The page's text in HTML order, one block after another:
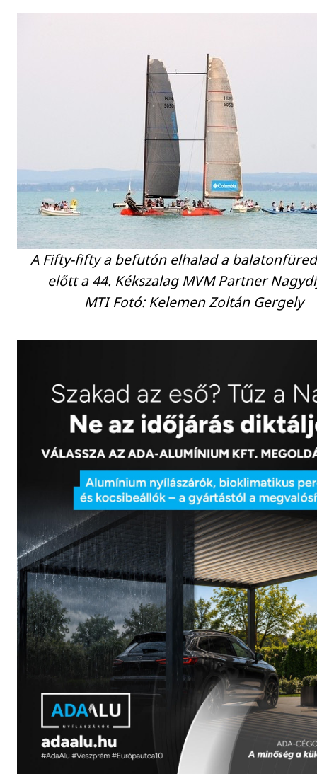
A Fifty-fifty a befutón elhalad a
előtt a 44. Kékszalag MVM Partner
MTI Fotó: Kelemen Zoltán Gergely